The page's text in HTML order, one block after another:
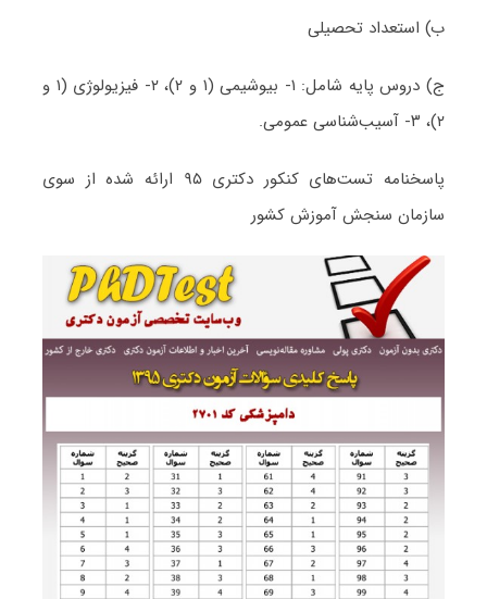
ب) استعداد تحصیلی
ج) دروس پایه شامل: ۱- بیوشیمی (۱ و ۲)، ۲- فیزیولوژی (۱ و
۲)، ۳- آسیب‌شناسی عمومی.
پاسخنامه تست‌های کنکور دکتری ۹۵ ارائه شده از سوی
سازمان سنجش آموزش کشور